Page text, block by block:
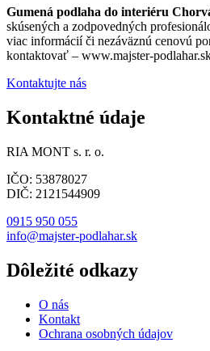
Gumená podlaha do interiéru
skúsených a zodpovedných
viac informácií či nezáväznú cenovú
kontaktovať – www.majster-
Kontaktujte nás
Kontaktné údaje
RIA MONT s. r. o.
IČO: 53878027
DIČ: 2121544909
0915 950 055
info@majster-podlahar.sk
Dôležité odkazy
O nás
Kontakt
Ochrana osobných údajov